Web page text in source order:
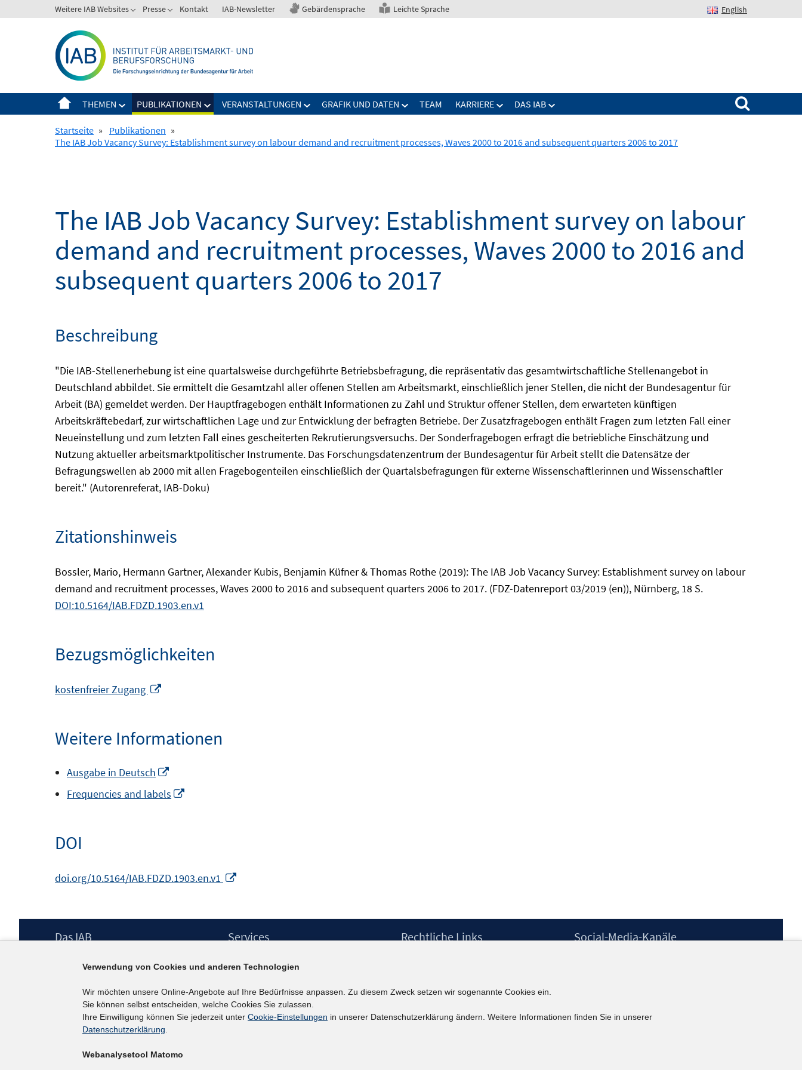
zum
Weitere IAB Websites Presse Kontakt IAB-Newsletter Gebärdensprache Leichte Sprache English
THEMEN PUBLIKATIONEN VERANSTALTUNGEN GRAFIK UND DATEN TEAM KARRIERE DAS IAB
Suchen nach:
Startseite » Publikationen »
The IAB Job Vacancy Survey: Establishment survey on labour demand and recruitment processes, Waves 2000 to 2016 and subsequent quarters 2006 to 2017
The IAB Job Vacancy Survey: Establishment survey on labour
demand and recruitment processes, Waves 2000 to 2016 and
subsequent quarters 2006 to 2017
Beschreibung
"Die IAB-Stellenerhebung ist eine quartalsweise durchgeführte Betriebsbefragung, die repräsentativ das gesamtwirtschaftliche Stellenangebot in
Deutschland abbildet. Sie ermittelt die Gesamtzahl aller offenen Stellen am Arbeitsmarkt, einschließlich jener Stellen, die nicht der Bundesagentur für
Arbeit (BA) gemeldet werden. Der Hauptfragebogen enthält Informationen zu Zahl und Struktur offener Stellen, dem erwarteten künftigen
Arbeitskräftebedarf, zur wirtschaftlichen Lage und zur Entwicklung der befragten Betriebe. Der Zusatzfragebogen enthält Fragen zum letzten Fall einer
Neueinstellung und zum letzten Fall eines gescheiterten Rekrutierungsversuchs. Der Sonderfragebogen erfragt die betriebliche Einschätzung und
Nutzung aktueller arbeitsmarktpolitischer Instrumente. Das Forschungsdatenzentrum der Bundesagentur für Arbeit stellt die Datensätze der
Befragungswellen ab 2000 mit allen Fragebogenteilen einschließlich der Quartalsbefragungen für externe Wissenschaftlerinnen und Wissenschaftler
bereit." (Autorenreferat, IAB-Doku)
Zitationshinweis
Bossler, Mario, Hermann Gartner, Alexander Kubis, Benjamin Küfner & Thomas Rothe (2019): The IAB Job Vacancy Survey: Establishment survey on labour
demand and recruitment processes, Waves 2000 to 2016 and subsequent quarters 2006 to 2017. (FDZ-Datenreport 03/2019 (en)), Nürnberg, 18 S.
DOI:10.5164/IAB.FDZD.1903.en.v1
Bezugsmöglichkeiten
kostenfreier Zugang
öffnen
Weitere Informationen
Ausgabe in Deutsch
neuem
Frequencies and labels
DOI
doi.org/10.5164/IAB.FDZD.1903.en.v1
Footer
Das IAB
Berufsforschung (IAB) – unser Leitbild
Institutsleitung
Graduiertenprogramm
Befragungen
Projekte
Services
IAB-Newsletter
Kontakt
Rechtliche Links
Erklärung zur Barrierefreiheit
Social-Media-Kanäle
kununu
Verwendung von Cookies und anderen Technologien
Wir möchten unsere Online-Angebote auf Ihre Bedürfnisse anpassen. Zu diesem Zweck setzen wir sogenannte Cookies ein.
Sie können selbst entscheiden, welche Cookies Sie zulassen.
Ihre Einwilligung können Sie jederzeit unter Cookie-Einstellungen in unserer Datenschutzerklärung ändern. Weitere Informationen finden Sie in unserer
Datenschutzerklärung.
Webanalysetool Matomo